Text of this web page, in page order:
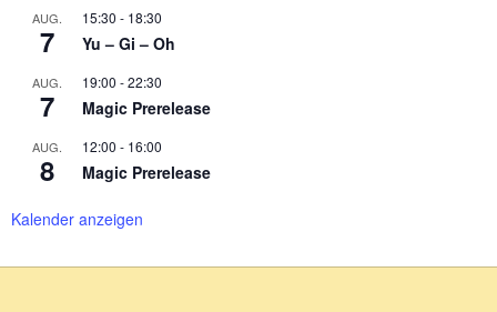
AUG.
7
15:30 - 18:30
Yu – Gi – Oh
AUG.
7
19:00 -22:30
Magic Prerelease
AUG.
8
12:00 - 16:00
Magic Prerelease
Kalender anzeigen